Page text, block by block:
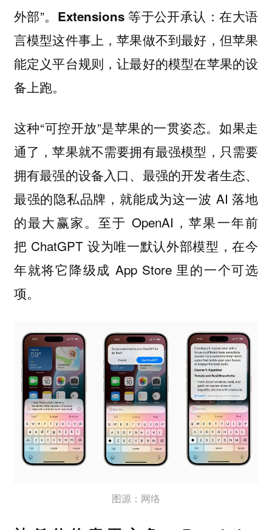
外部”。 Extensions 等于公开承认：在大语
言模型这件事上，苹果做不到最好，但苹果
能定义平台规则，让最好的模型在苹果的设
备上跑。
这种“可控开放”是苹果的一贯姿态。如果走
通了，苹果就不需要拥有最强模型，只需要
拥有最强的设备入口、最强的开发者生态、
最强的隐私品牌，就能成为这一波 AI 落地
的最大赢家。至于 OpenAI，苹果一年前
把 ChatGPT 设为唯一默认外部模型，在今
年就将它降级成 App Store 里的一个可选
项。
图源：网络